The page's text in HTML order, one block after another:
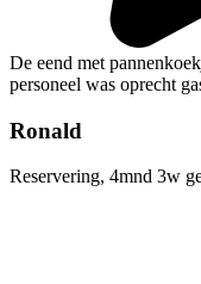
De eend met
personeel was oprecht
Ronald
Reservering, 4mnd 3w